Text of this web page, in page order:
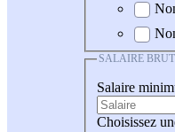
SALAIRE
Salaire
Choisissez